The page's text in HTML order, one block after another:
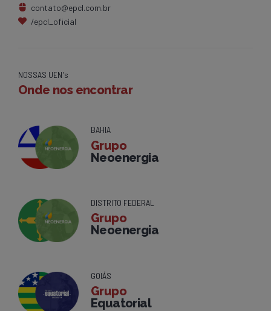
contato@epcl.com.br
/epcl_oficial
NOSSAS UEN's
Onde nos encontrar
BAHIA
Grupo
Neoenergia
DISTRITO FEDERAL
Grupo
Neoenergia
GOIÁS
Grupo
Equatorial